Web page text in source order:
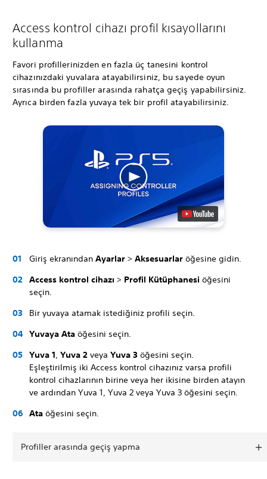
Access kontrol cihazı profil kısayollarını
kullanma
Favori profillerinizden en fazla üç tanesini kontrol
cihazınızdaki yuvalara atayabilirsiniz, bu sayede oyun
sırasında bu profiller arasında rahatça geçiş yapabilirsiniz.
Ayrıca birden fazla yuvaya tek bir profil atayabilirsiniz.
Giriş ekranından Ayarlar > Aksesuarlar öğesine gidin.
Access kontrol cihazı > Profil Kütüphanesi öğesini
seçin.
Bir yuvaya atamak istediğiniz profili seçin.
Yuvaya Ata öğesini seçin.
Yuva 1, Yuva 2 veya Yuva 3 öğesini seçin.
Eşleştirilmiş iki Access kontrol cihazınız varsa profili
kontrol cihazlarının birine veya her ikisine birden atayın
ve ardından Yuva 1, Yuva 2 veya Yuva 3 öğesini seçin.
Ata öğesini seçin.
Profiller arasında geçiş yapma